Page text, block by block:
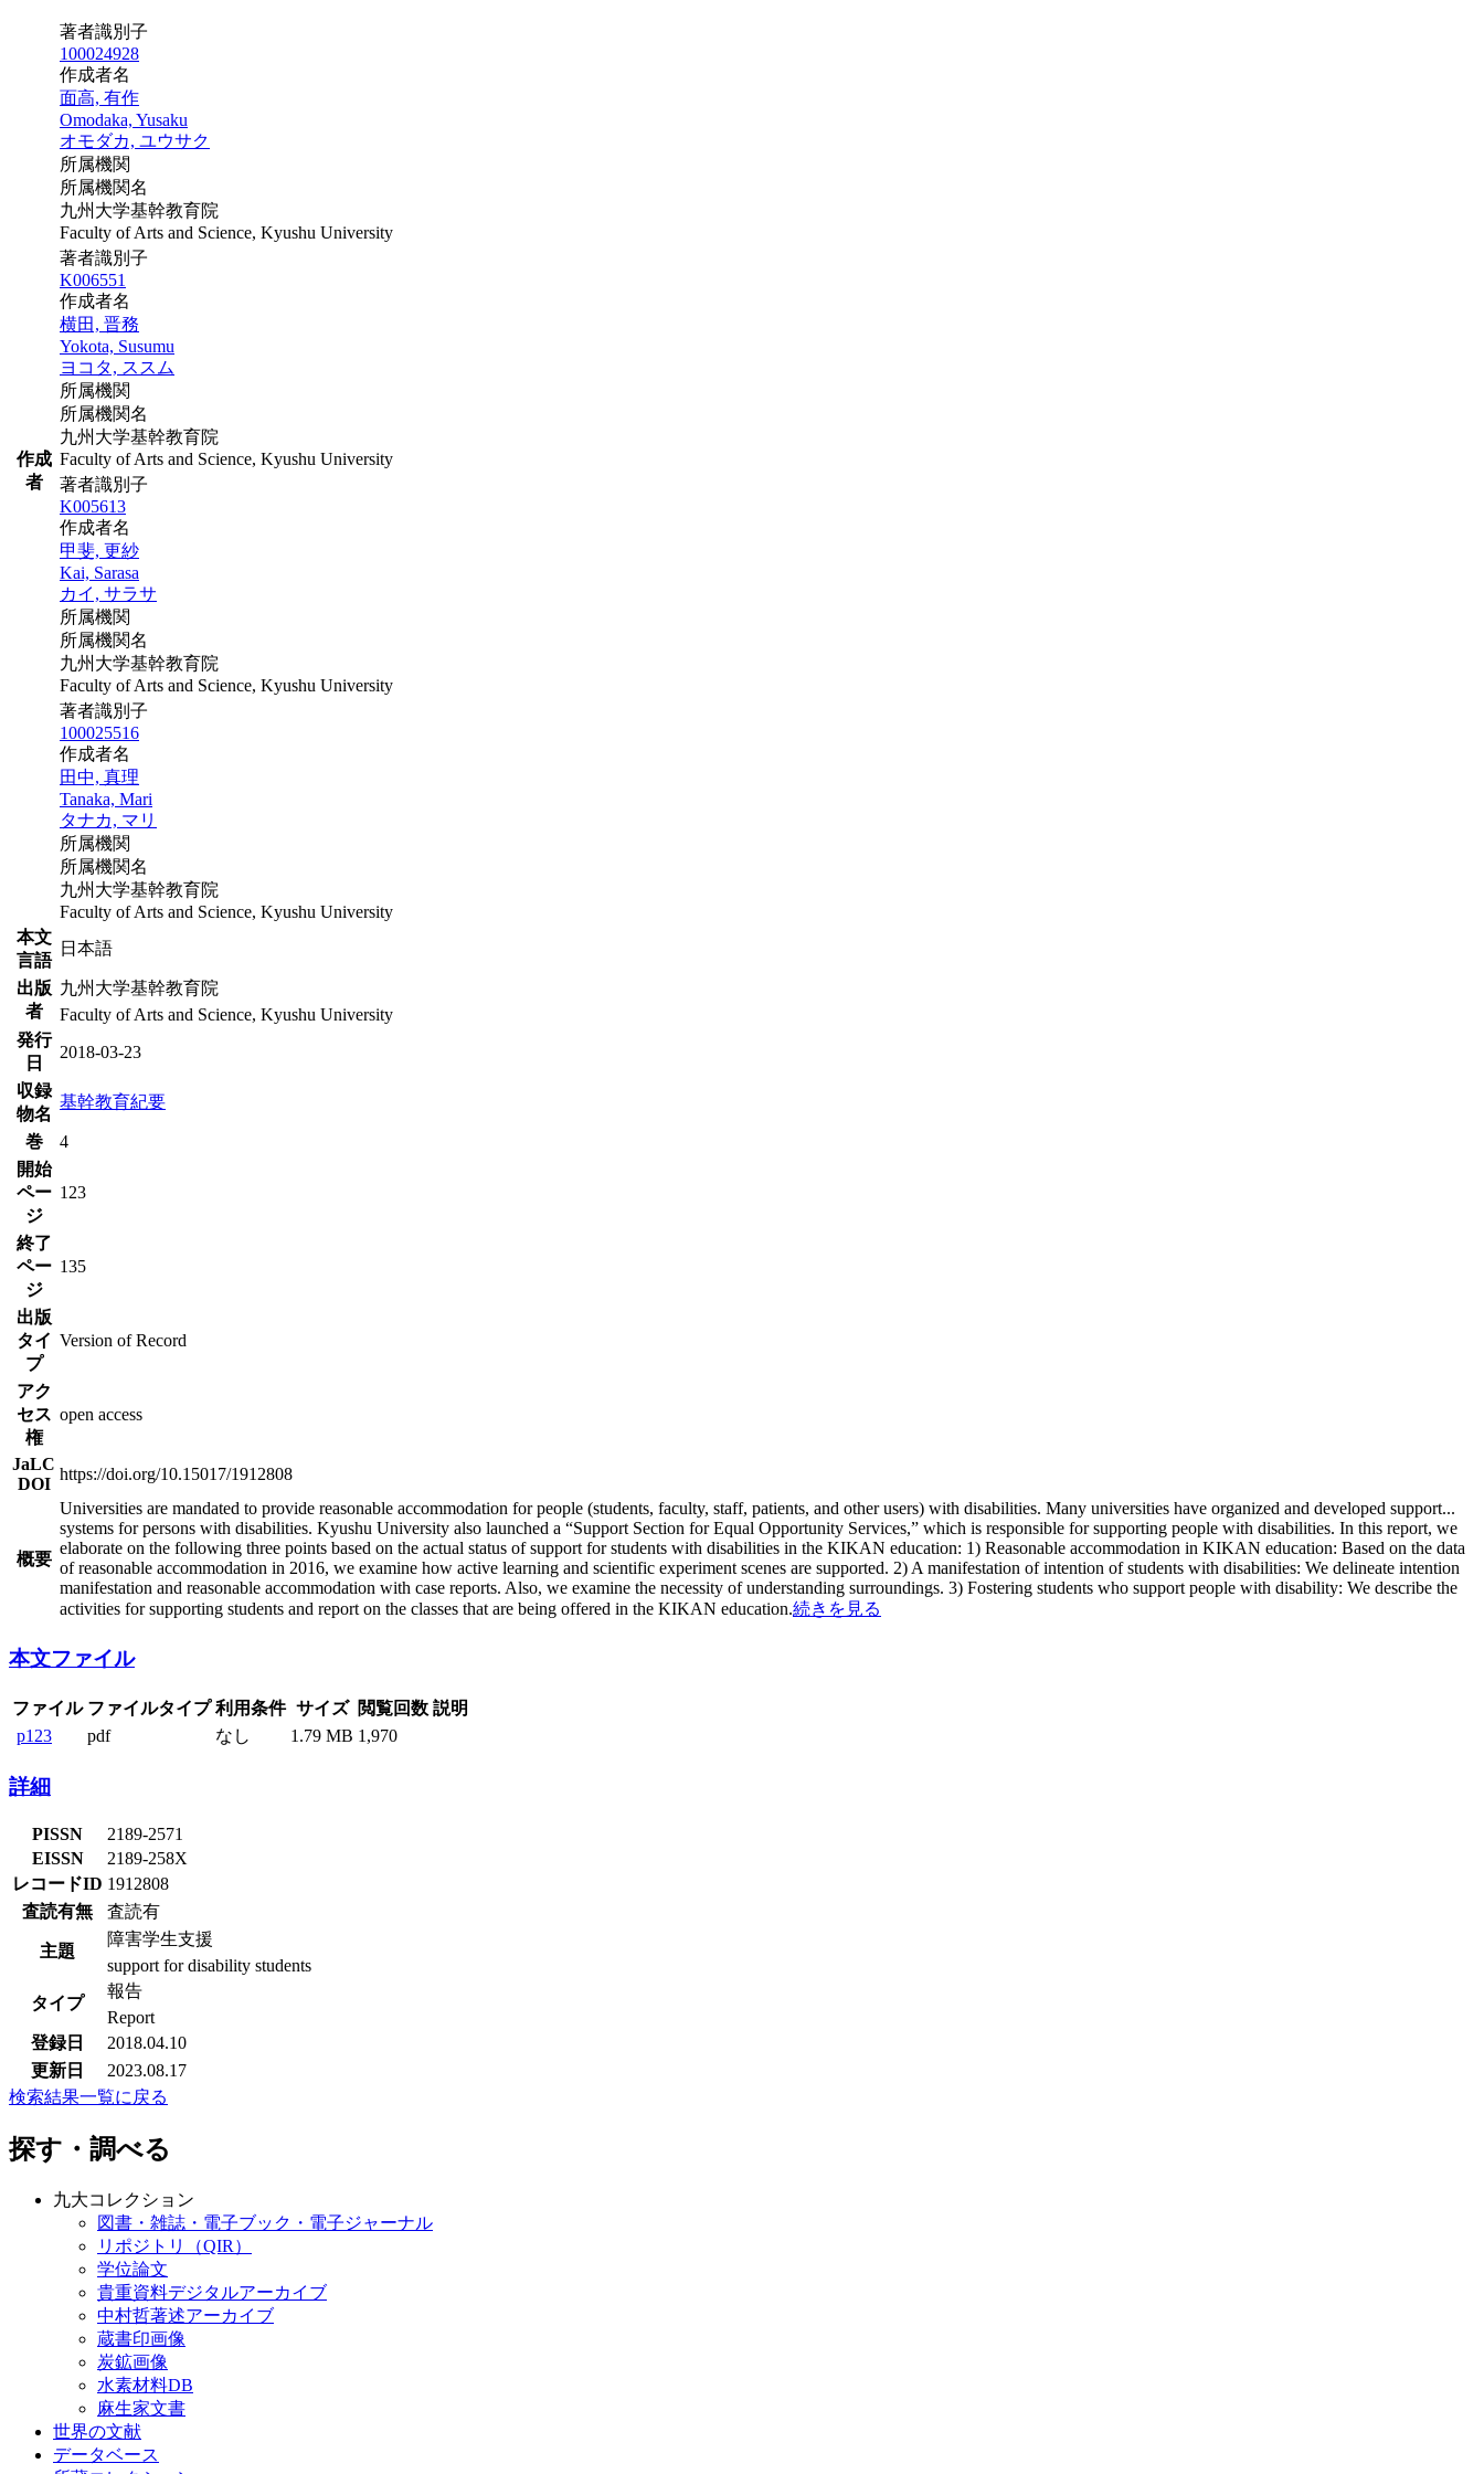
作成
者
著者識別子
100024928
作成者名
面高, 有作
Omodaka, Yusaku
オモダカ, ユウサク
所属機関
所属機関名
九州大学基幹教育院
Faculty of Arts and Science, Kyushu University
著者識別子
K006551
作成者名
横田, 晋務
Yokota, Susumu
ヨコタ, ススム
所属機関
所属機関名
九州大学基幹教育院
Faculty of Arts and Science, Kyushu University
著者識別子
K005613
作成者名
甲斐, 更紗
Kai, Sarasa
カイ, サラサ
所属機関
所属機関名
九州大学基幹教育院
Faculty of Arts and Science, Kyushu University
著者識別子
100025516
作成者名
田中, 真理
Tanaka, Mari
タナカ, マリ
所属機関
所属機関名
九州大学基幹教育院
Faculty of Arts and Science, Kyushu University
本文
言語
日本語
出版
者
九州大学基幹教育院
Faculty of Arts and Science, Kyushu University
発行
日
2018-03-23
収録
物名
基幹教育紀要
巻
4
開始
ペー
ジ
123
終了
ペー
ジ
135
出版
タイ
プ
Version of Record
アク
セス
権
open access
JaLC
DOI
https://doi.org/10.15017/1912808
概要
Universities are mandated to provide reasonable accommodation for people (students, faculty, staff, patients, and other users) with disabilities. Many universities have organized and developed support...
systems for persons with disabilities. Kyushu University also launched a “Support Section for Equal Opportunity Services,” which is responsible for supporting people with disabilities. In this report, we
elaborate on the following three points based on the actual status of support for students with disabilities in the KIKAN education: 1) Reasonable accommodation in KIKAN education: Based on the data
of reasonable accommodation in 2016, we examine how active learning and scientific experiment scenes are supported. 2) A manifestation of intention of students with disabilities: We delineate intention
manifestation and reasonable accommodation with case reports. Also, we examine the necessity of understanding surroundings. 3) Fostering students who support people with disability: We describe the
activities for supporting students and report on the classes that are being offered in the KIKAN education.続きを見る
本文ファイル
ファイル ファイルタイプ 利用条件 サイズ 閲覧回数 説明
p123
pdf なし 1.79 MB 1,970
詳細
PISSN
2189-2571
EISSN
2189-258X
レコードID 1912808
査読有無
査読有
主題
障害学生支援
support for disability students
タイプ
報告
Report
登録日
2018.04.10
更新日
2023.08.17
検索結果一覧に戻る
探す・調べる
九大コレクション
図書・雑誌・電子ブック・電子ジャーナル
リポジトリ（QIR）
学位論文
貴重資料デジタルアーカイブ
中村哲著述アーカイブ
蔵書印画像
炭鉱画像
水素材料DB
麻生家文書
世界の文献
データベース